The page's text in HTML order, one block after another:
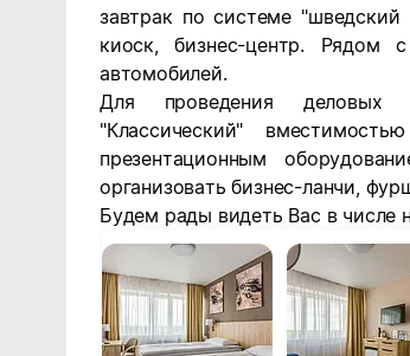
завтрак по системе
киоск, бизнес-центр. Рядом
автомобилей.
Для проведения деловых
"Классический"
презентационным
организовать бизнес-ланчи,
Будем рады видеть Вас в числе